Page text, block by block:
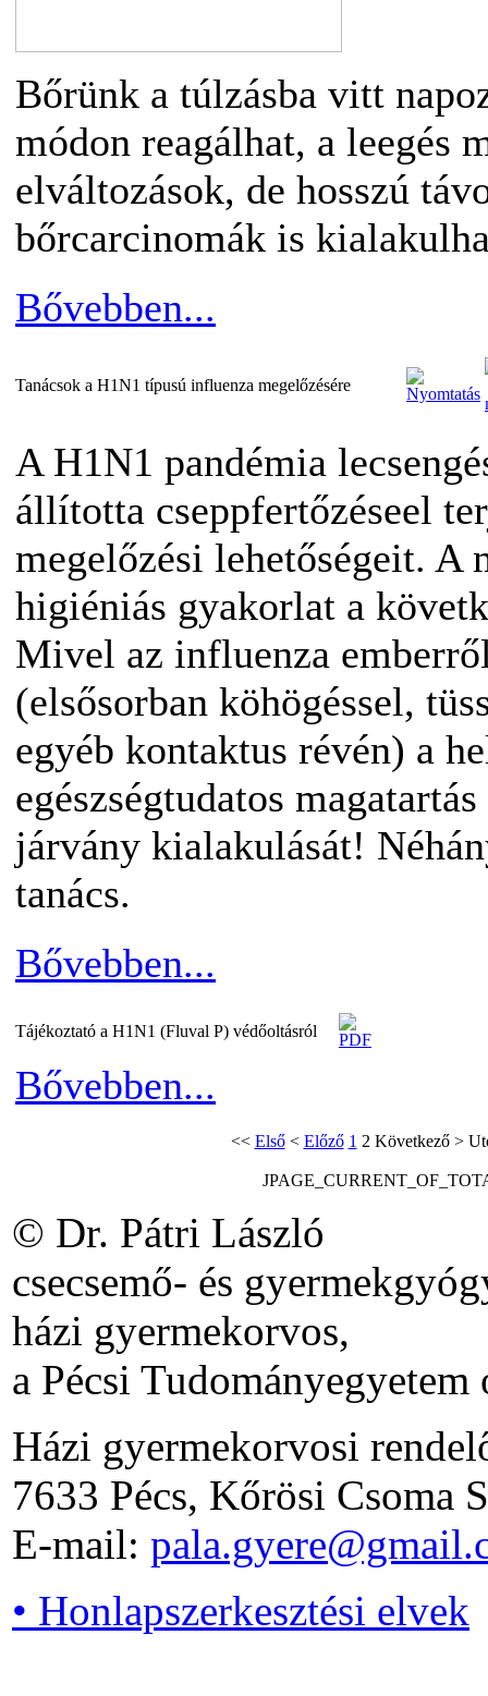
Bőrünk a túlzásba vitt
módon reagálhat, a leegés
elváltozások, de hosszú
bőrcarcinomák is
Bővebben...
Tanácsok a H1N1 típusú influenza megelőzésére
A H1N1 pandémia
állította cseppfertőzéseel
megelőzési lehetőségeit. A
higiéniás gyakorlat a
Mivel az influenza
(elsősorban köhögéssel,
egyéb kontaktus révén) a
egészségtudatos
járvány kialakulását!
tanács.
Bővebben...
Tájékoztató a H1N1 (Fluval P) védőoltásról
Bővebben...
<< Első< Előző 1 2 Következő>
© Dr. Pátri László
csecsemő- és
házi gyermekorvos,
a Pécsi
Házi gyermekorvosi
7633 Pécs, Kőrösi Csoma
E-mail:
• Honlapszerkesztési elvek